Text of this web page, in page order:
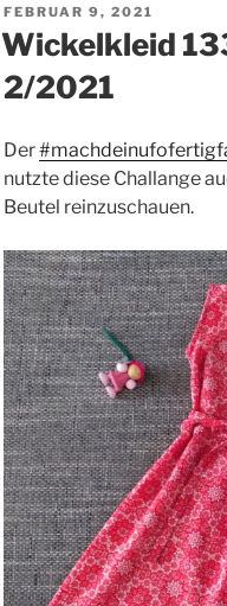
VERÖFFENTLICHT
AM
FEBRUAR 9, 2021
Wickelkleid
2/2021
Der
nutzte diese Challange
Beutel reinzuschauen.